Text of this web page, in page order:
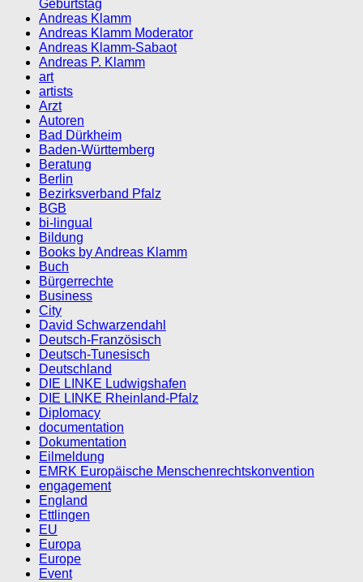
Geburtstag
Andreas Klamm
Andreas Klamm Moderator
Andreas Klamm-Sabaot
Andreas P. Klamm
art
artists
Arzt
Autoren
Bad Dürkheim
Baden-Württemberg
Beratung
Berlin
Bezirksverband Pfalz
BGB
bi-lingual
Bildung
Books by Andreas Klamm
Buch
Bürgerrechte
Business
City
David Schwarzendahl
Deutsch-Französisch
Deutsch-Tunesisch
Deutschland
DIE LINKE Ludwigshafen
DIE LINKE Rheinland-Pfalz
Diplomacy
documentation
Dokumentation
Eilmeldung
EMRK Europäische Menschenrechtskonvention
engagement
England
Ettlingen
EU
Europa
Europe
Event